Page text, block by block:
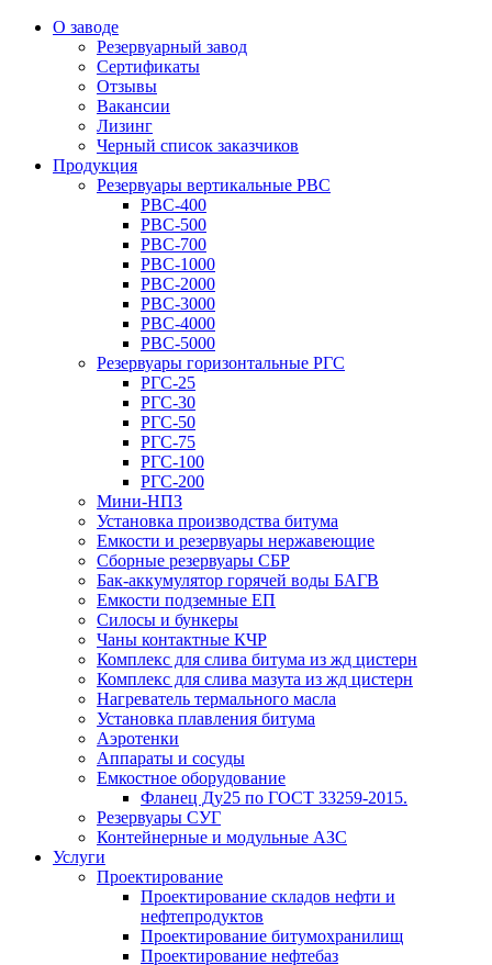
О заводе
Резервуарный завод
Сертификаты
Отзывы
Вакансии
Лизинг
Черный список заказчиков
Продукция
Резервуары вертикальные РВС
РВС-400
РВС-500
РВС-700
РВС-1000
РВС-2000
РВС-3000
РВС-4000
РВС-5000
Резервуары горизонтальные РГС
РГС-25
РГС-30
РГС-50
РГС-75
РГС-100
РГС-200
Мини-НПЗ
Установка производства битума
Емкости и резервуары нержавеющие
Сборные резервуары СБР
Бак-аккумулятор горячей воды БАГВ
Емкости подземные ЕП
Силосы и бункеры
Чаны контактные КЧР
Комплекс для слива битума из жд цистерн
Комплекс для слива мазута из жд цистерн
Нагреватель термального масла
Установка плавления битума
Аэротенки
Аппараты и сосуды
Емкостное оборудование
Фланец Ду25 по ГОСТ 33259-2015.
Резервуары СУГ
Контейнерные и модульные АЗС
Услуги
Проектирование
Проектирование складов нефти и
нефтепродуктов
Проектирование битумохранилищ
Проектирование нефтебаз